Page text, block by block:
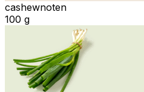
cashewnoten
100 g